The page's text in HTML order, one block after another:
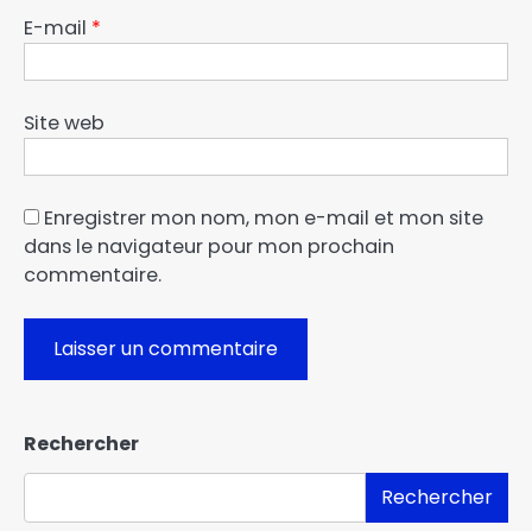
E-mail *
Site web
Enregistrer mon nom, mon e-mail et mon site
dans le navigateur pour mon prochain
commentaire.
Rechercher
Rechercher